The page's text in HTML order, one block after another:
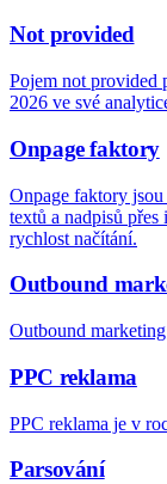
Not provided
Pojem not provided
2026 ve své
Onpage faktory
Onpage faktory
textů a nadpisů
rychlost načítání.
Outbound
Outbound
PPC reklama
PPC reklama je v
Parsování